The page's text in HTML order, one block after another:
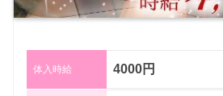
体入時給 4000円